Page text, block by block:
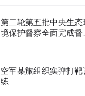
第二轮第五批中央生态
境保护督察全面完成督
空军某旅组织实弹打靶
练